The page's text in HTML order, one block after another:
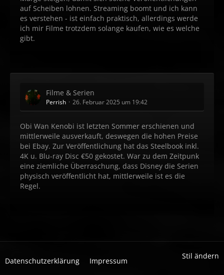
auf Scheiben lohnen. Streaming boomt und ich kann
es verstehen - ist einfach praktisch, allerdings werde
ich mir Filme trotzdem solange kaufen, wie es welche
gibt.
Filme & Serien
Perrish 26. Februar 2025 um 19:42
Obi Wan Kenobi ist letzten Sommer erschienen und
mittlerweile ausverkauft, deswegen die hohen Preise
bei Ebay. Zur Veröffentlichung hat das Steelbook inkl.
4K u. Blu-ray Disc €50 gekostet. War zu dem Zeitpunk
eine ziemliche Überraschung, dass Disney die Serien
physisch veröffentlicht hat, mittlerweile ist es die
Regel.
Stil ändern
Datenschutzerklärung Impressum